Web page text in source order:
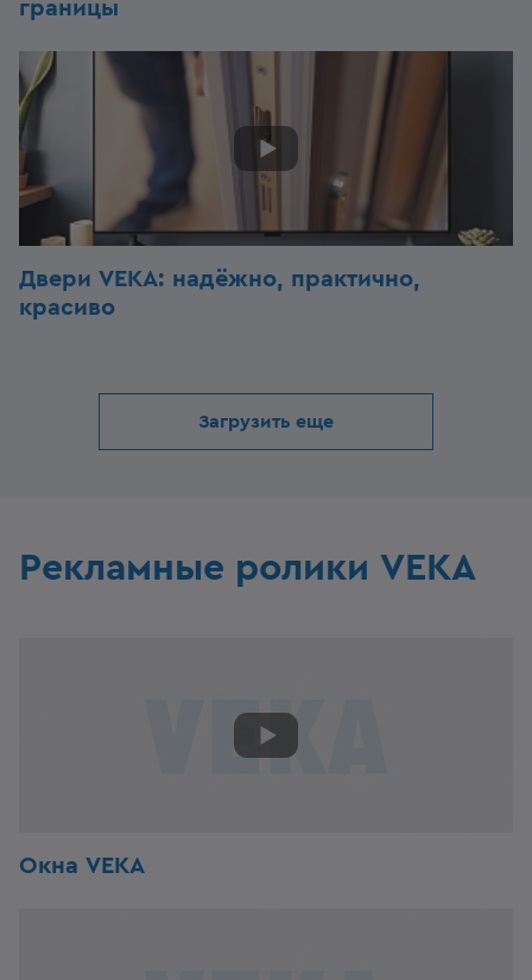
границы
Двери VEKA: надёжно, практично,
красиво
Загрузить еще
Рекламные ролики VEKA
Окна VEKA